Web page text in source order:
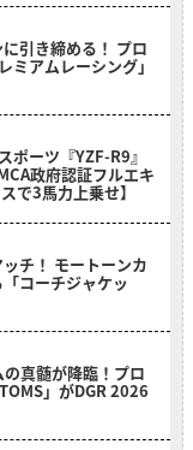
引き締める！ プロ
ミアムレーシング」
ポーツ『YZF-R9』
政府認証フルエキ
で3馬力上乗せ】
チ！ モートーンカ
コーチジャケッ
真髄が降臨！プロ
」がDGR 2026